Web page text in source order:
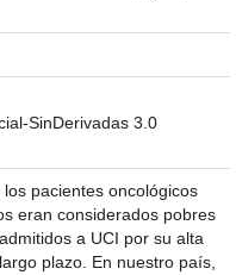
SinDerivadas 3.0
pacientes oncológicos
eran considerados pobres
a UCI por su alta
plazo. En nuestro país,